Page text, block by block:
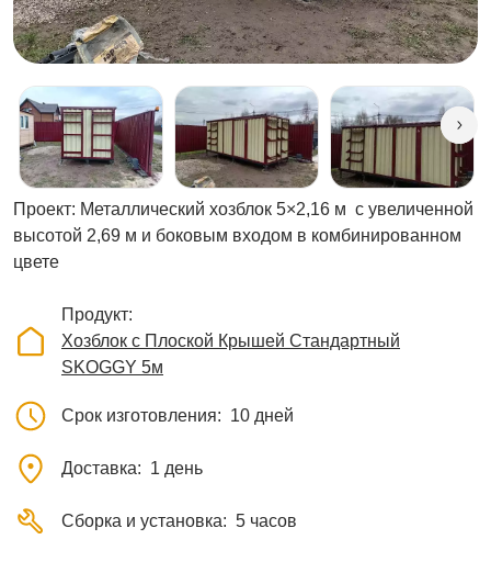
Проект: Металлический хозблок 5×2,16 м с увеличенной
высотой 2,69 м и боковым входом в комбинированном
цвете
Продукт
Хозблок с Плоской Крышей Стандартный
SKOGGY 5м
Срок изготовления 10 дней
Доставка 1 день
Сборка и установка 5 часов